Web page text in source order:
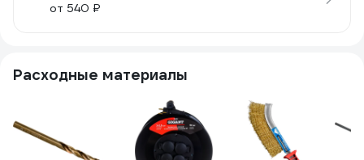
от 540 ₽
Расходные материалы